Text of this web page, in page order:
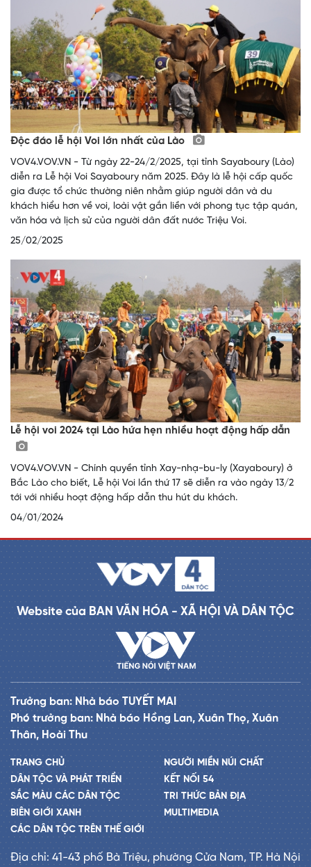
Độc đáo lễ hội Voi lớn nhất của Lào
VOV4.VOV.VN - Từ ngày 22-24/2/2025, tại tỉnh Sayaboury (Lào)
diễn ra Lễ hội Voi Sayaboury năm 2025. Đây là lễ hội cấp quốc
gia được tổ chức thường niên nhằm giúp người dân và du
khách hiểu hơn về voi, loài vật gắn liền với phong tục tập quán,
văn hóa và lịch sử của người dân đất nước Triệu Voi.
25/02/2025
Lễ hội voi 2024 tại Lào hứa hẹn nhiều hoạt động hấp dẫn
VOV4.VOV.VN - Chính quyền tỉnh Xay-nhạ-bu-ly (Xayaboury) ở
Bắc Lào cho biết, Lễ hội Voi lần thứ 17 sẽ diễn ra vào ngày 13/2
tới với nhiều hoạt động hấp dẫn thu hút du khách.
04/01/2024
Website của BAN VĂN HÓA - XÃ HỘI VÀ DÂN TỘC
Trưởng ban: Nhà báo TUYẾT MAI
Phó trưởng ban: Nhà báo Hồng Lan, Xuân Thọ, Xuân
Thân, Hoài Thu
TRANG CHỦ
DÂN TỘC VÀ PHÁT TRIỂN
SẮC MÀU CÁC DÂN TỘC
BIÊN GIỚI XANH
CÁC DÂN TỘC TRÊN THẾ GIỚI
NGƯỜI MIỀN NÚI CHẤT
KẾT NỐI 54
TRI THỨC BẢN ĐỊA
MULTIMEDIA
Địa chỉ: 41-43 phố Bà Triệu, phường Cửa Nam, TP. Hà Nội